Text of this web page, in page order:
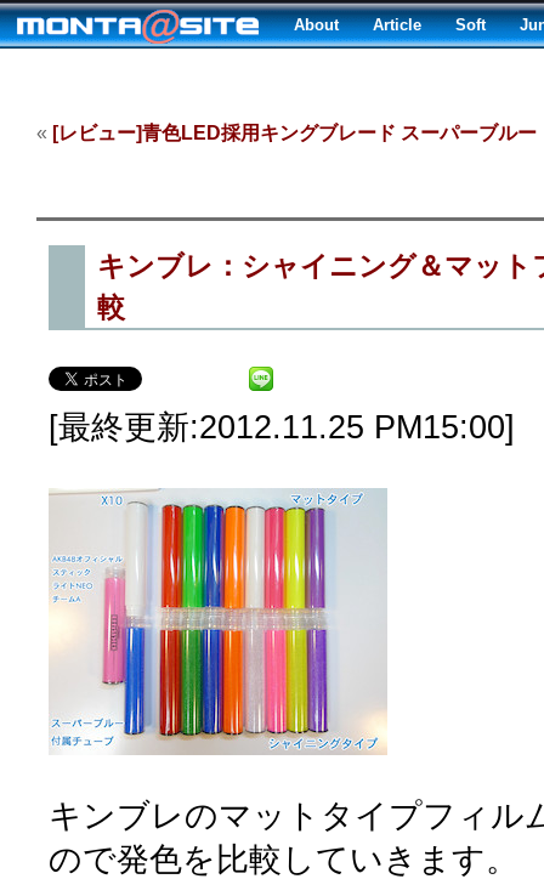
About Article Soft
« [レビュー]青色LED採用キングブレード スーパーブルー
キンブレ：シャイニング＆マット
較
[最終更新:2012.11.25 PM15:00]
キンブレのマットタイプフィル
ので発色を比較していきます。